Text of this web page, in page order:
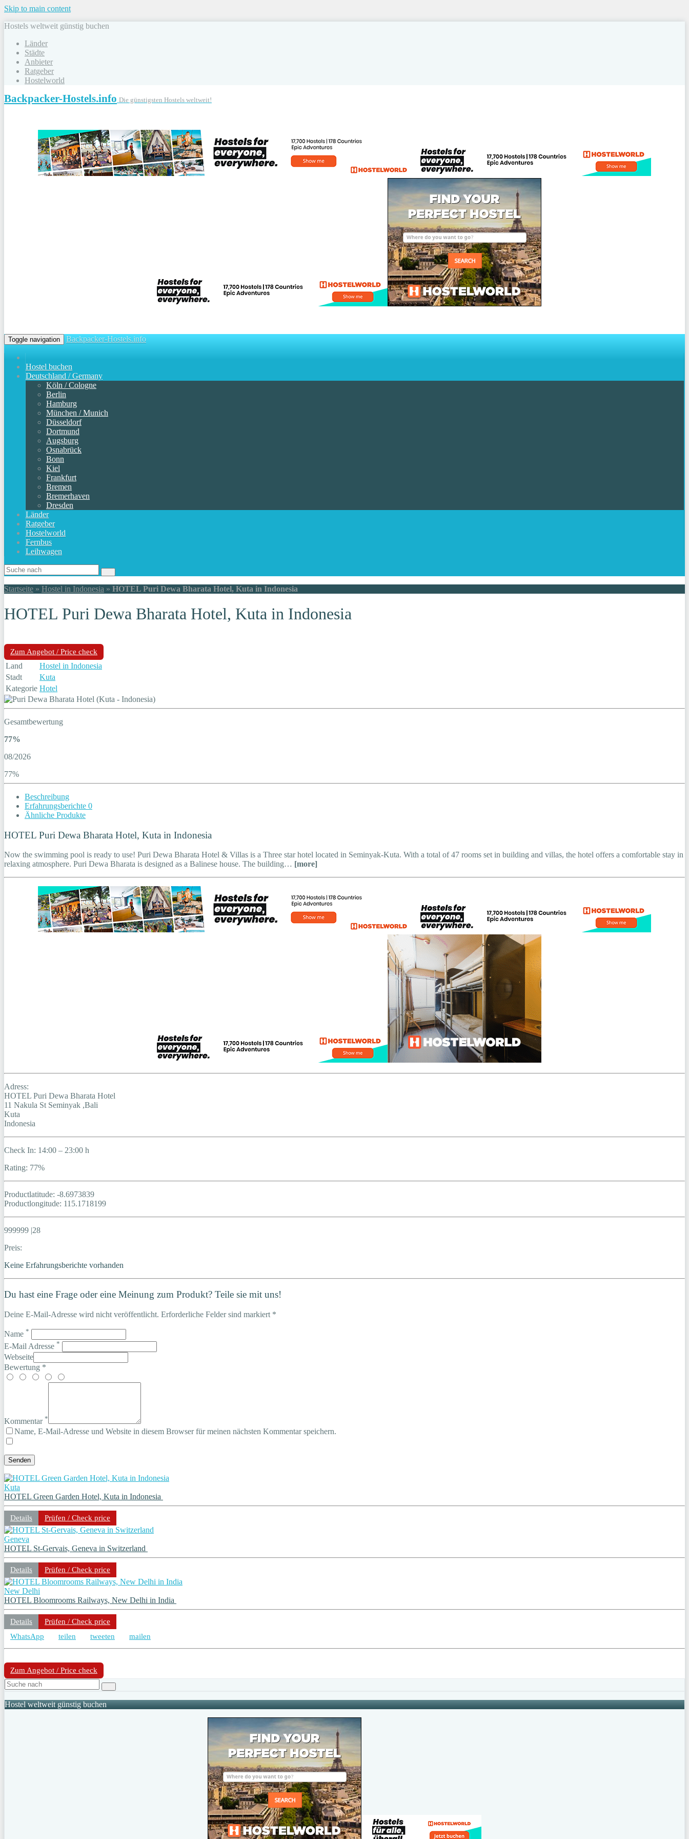
Skip to main content
Hostels weltweit günstig buchen
Länder
Städte
Anbieter
Ratgeber
Hostelworld
Backpacker-Hostels.info Die günstigsten Hostels weltweit!
Toggle navigation Backpacker-Hostels.info
Hostel buchen
Deutschland / Germany
Köln / Cologne
Berlin
Hamburg
München / Munich
Düsseldorf
Dortmund
Augsburg
Osnabrück
Bonn
Kiel
Frankfurt
Bremen
Bremerhaven
Dresden
Länder
Ratgeber
Hostelworld
Fernbus
Leihwagen
Startseite » Hostel in Indonesia » HOTEL Puri Dewa Bharata Hotel, Kuta in Indonesia
HOTEL Puri Dewa Bharata Hotel, Kuta in Indonesia
Zum Angebot / Price check
Land
Hostel in Indonesia
Stadt
Kuta
Kategorie Hotel
Gesamtbewertung
77%
08/2026
77%
Beschreibung
Erfahrungsberichte 0
Ähnliche Produkte
HOTEL Puri Dewa Bharata Hotel, Kuta in Indonesia
Now the swimming pool is ready to use! Puri Dewa Bharata Hotel & Villas is a Three star hotel located in Seminyak-Kuta. With a total of 47 rooms set in building and villas, the hotel offers a comfortable stay in
relaxing atmosphere. Puri Dewa Bharata is designed as a Balinese house. The building… [more]
Adress:
HOTEL Puri Dewa Bharata Hotel
11 Nakula St Seminyak ,Bali
Kuta
Indonesia
Check In: 14:00 – 23:00 h
Rating: 77%
Productlatitude: -8.6973839
Productlongitude: 115.1718199
999999 |28
Preis:
Keine Erfahrungsberichte vorhanden
Du hast eine Frage oder eine Meinung zum Produkt? Teile sie mit uns!
Deine E-Mail-Adresse wird nicht veröffentlicht. Erforderliche Felder sind markiert *
Name *
E-Mail Adresse *
Webseite
Bewertung *
Kommentar *
Name, E-Mail-Adresse und Website in diesem Browser für meinen nächsten Kommentar speichern.
Kuta
HOTEL Green Garden Hotel, Kuta in Indonesia
Details Prüfen / Check price
Geneva
HOTEL St-Gervais, Geneva in Switzerland
Details Prüfen / Check price
New Delhi
HOTEL Bloomrooms Railways, New Delhi in India
Details
Prüfen / Check price
WhatsApp
teilen tweeten mailen
Zum Angebot / Price check
Hostel weltweit günstig buchen